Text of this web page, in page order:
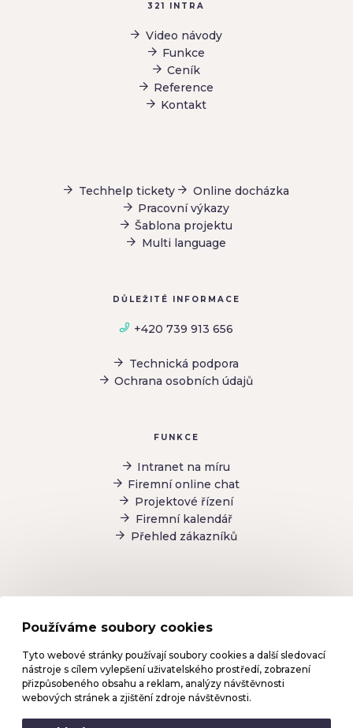
Používáme soubory cookies
Tyto webové stránky používají soubory cookies a další sledovací
nástroje s cílem vylepšení uživatelského prostředí, zobrazení
přizpůsobeného obsahu a reklam, analýzy návštěvnosti
webových stránek a zjištění zdroje návštěvnosti.
321 INTRA
Video návody
Funkce
Ceník
Reference
Kontakt
FUNKCE
Intranet na míru
Firemní online chat
Projektové řízení
Firemní kalendář
Přehled zákazníků
Todo list
Sdílené firemní dokumenty
B2B komunikace
Techhelp tickety
Online docházka
Pracovní výkazy
Šablona projektu
Multi language
DŮLEŽITÉ INFORMACE
+420 739 913 656
Technická podpora
Ochrana osobních údajů